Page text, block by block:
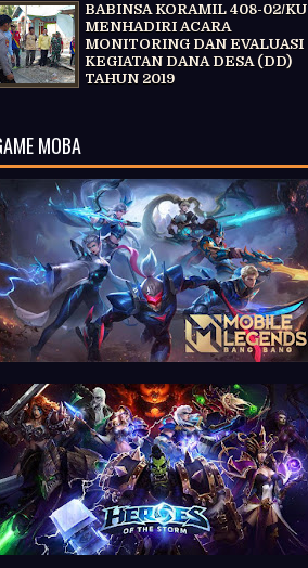
BABINSA KORAMIL 408-02/KU
MENHADIRI ACARA
MONITORING DAN EVALUASI
KEGIATAN DANA DESA (DD)
TAHUN 2019
MOBA